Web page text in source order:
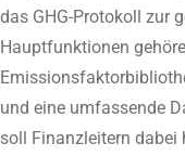
das GHG-Protokoll zur
Hauptfunktionen
und eine umfassende
soll Finanzleitern dabei